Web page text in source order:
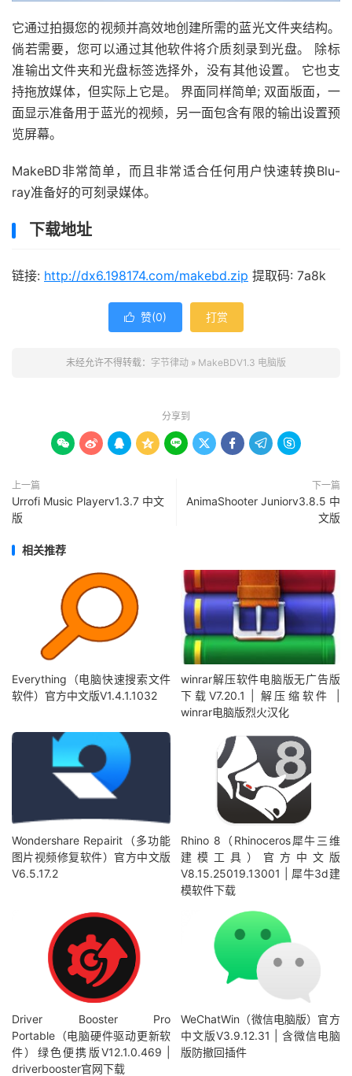
它通过拍摄您的视频并高效地创建所需的蓝光文件夹结构。
倘若需要，您可以通过其他软件将介质刻录到光盘。 除标
准输出文件夹和光盘标签选择外，没有其他设置。 它也支
持拖放媒体，但实际上它是。 界面同样简单; 双面版面，一
面显示准备用于蓝光的视频，另一面包含有限的输出设置预
览屏幕。
MakeBD非常简单，而且非常适合任何用户快速转换Blu-
ray准备好的可刻录媒体。
下载地址
链接: http://dx6.198174.com/makebd.zip 提取码: 7a8k
 赞(0) 打赏
未经允许不得转载： 字节律动 » MakeBDV1.3 电脑版
分享到
        
上一篇
Urrofi Music Playerv1.3.7 中文
版
下一篇
AnimaShooter Juniorv3.8.5 中
文版
相关推荐
Everything（电脑快速搜索文件
软件）官方中文版V1.4.1.1032
winrar解压软件电脑版无广告版
下载V7.20.1 | 解压缩软件 |
winrar电脑版烈火汉化
Wondershare Repairit（多功能
图片视频修复软件）官方中文版
V6.5.17.2
Rhino 8（Rhinoceros犀牛三维
建模工具）官方中文版
V8.15.25019.13001 | 犀牛3d建
模软件下载
Driver Booster Pro
Portable（电脑硬件驱动更新软
件）绿色便携版V12.1.0.469 |
driverbooster官网下载
WeChatWin（微信电脑版）官方
中文版V3.9.12.31 | 含微信电脑
版防撤回插件